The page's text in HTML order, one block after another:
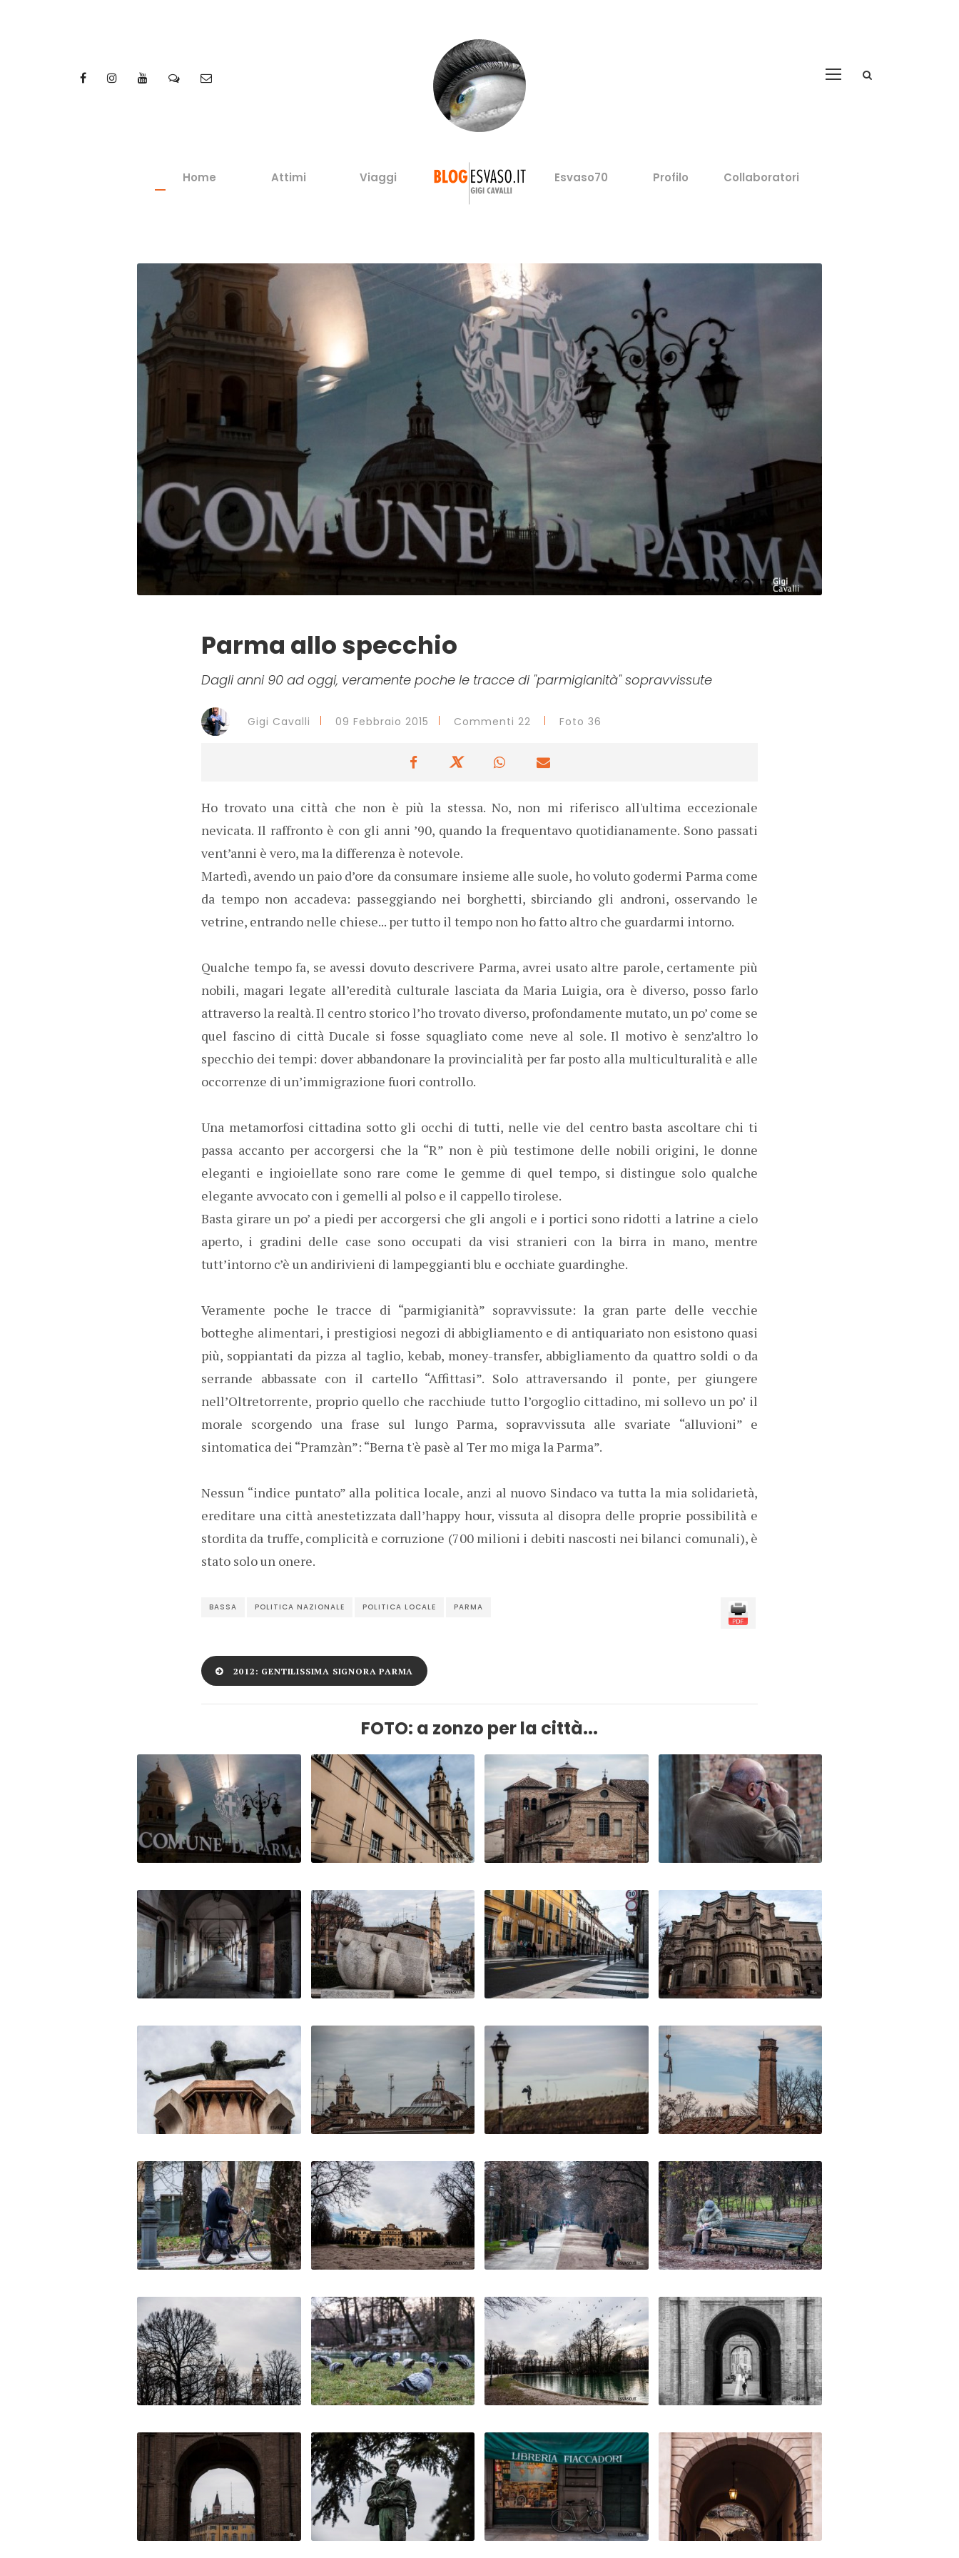
Home Attimi Viaggi Esvaso70 Profilo Collaboratori
Parma allo specchio
Dagli anni 90 ad oggi, veramente poche le tracce di "parmigianità" sopravvissute
Gigi Cavalli 09 Febbraio 2015 Commenti 22 Foto 36
Ho trovato una città che non è più la stessa. No, non mi riferisco all'ultima eccezionale
nevicata. Il raffronto è con gli anni ’90, quando la frequentavo quotidianamente. Sono passati
vent’anni è vero, ma la differenza è notevole.
Martedì, avendo un paio d’ore da consumare insieme alle suole, ho voluto godermi Parma come
da tempo non accadeva: passeggiando nei borghetti, sbirciando gli androni, osservando le
vetrine, entrando nelle chiese... per tutto il tempo non ho fatto altro che guardarmi intorno.
Qualche tempo fa, se avessi dovuto descrivere Parma, avrei usato altre parole, certamente più
nobili, magari legate all’eredità culturale lasciata da Maria Luigia, ora è diverso, posso farlo
attraverso la realtà. Il centro storico l’ho trovato diverso, profondamente mutato, un po’ come se
quel fascino di città Ducale si fosse squagliato come neve al sole. Il motivo è senz’altro lo
specchio dei tempi: dover abbandonare la provincialità per far posto alla multiculturalità e alle
occorrenze di un’immigrazione fuori controllo.
Una metamorfosi cittadina sotto gli occhi di tutti, nelle vie del centro basta ascoltare chi ti
passa accanto per accorgersi che la “R” non è più testimone delle nobili origini, le donne
eleganti e ingioiellate sono rare come le gemme di quel tempo, si distingue solo qualche
elegante avvocato con i gemelli al polso e il cappello tirolese.
Basta girare un po’ a piedi per accorgersi che gli angoli e i portici sono ridotti a latrine a cielo
aperto, i gradini delle case sono occupati da visi stranieri con la birra in mano, mentre
tutt’intorno c’è un andirivieni di lampeggianti blu e occhiate guardinghe.
Veramente poche le tracce di “parmigianità” sopravvissute: la gran parte delle vecchie
botteghe alimentari, i prestigiosi negozi di abbigliamento e di antiquariato non esistono quasi
più, soppiantati da pizza al taglio, kebab, money-transfer, abbigliamento da quattro soldi o da
serrande abbassate con il cartello “Affittasi”. Solo attraversando il ponte, per giungere
nell’Oltretorrente, proprio quello che racchiude tutto l’orgoglio cittadino, mi sollevo un po’ il
morale scorgendo una frase sul lungo Parma, sopravvissuta alle svariate “alluvioni” e
sintomatica dei “Pramzàn”: “Berna t'è pasè al Ter mo miga la Parma”.
Nessun “indice puntato” alla politica locale, anzi al nuovo Sindaco va tutta la mia solidarietà,
ereditare una città anestetizzata dall’happy hour, vissuta al disopra delle proprie possibilità e
stordita da truffe, complicità e corruzione (700 milioni i debiti nascosti nei bilanci comunali), è
stato solo un onere.
BASSA POLITICA NAZIONALE POLITICA LOCALE PARMA
2012: GENTILISSIMA SIGNORA PARMA
FOTO: a zonzo per la città...